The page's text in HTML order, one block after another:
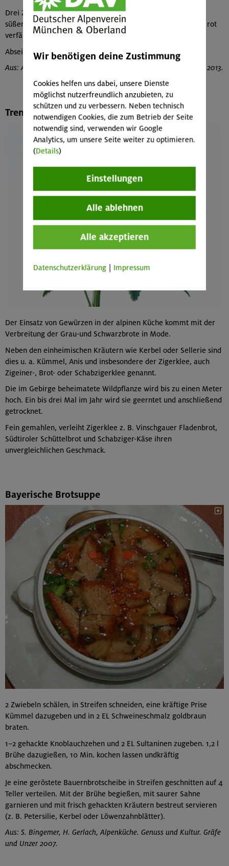
Drei Zapfen in 1 l Obstbrand ansetzen und mit 500 g Zucker
süßen. Schnaps 2–4 Wochen an die Sonne stellen, bis er sich rot
verfärbt hat.
Abseihen und auf kleine Flaschen ziehen.
Aus: A. Wanninger, Die ganze Kraft der Alpen. Leopold Stocker 2013.
Trendsetter Zigerklee
Der Einsatz von Gewürzen in der alpinen Küche kommt mit der
Verbreitung der Grau-und Schwarzbrote in Mode.
Neben den einheimischen Kräutern wie Kerbel oder Sellerie sind
dies u. a. Kümmel, Anis und insbesondere der Zigerklee, auch
Zigeiner-, Brot- oder Schabzigerklee genannt.
Die im Gebirge beheimatete Wildpflanze wird bis zu einen Meter
hoch. Ein bis drei Mal im Jahr wird sie geerntet und anschließend
getrocknet.
Fein gemahlen, verleiht Zigerklee z. B. Vinschgauer Fladenbrot,
Südtiroler Schüttelbrot und Schabziger-Käse ihren
unvergleichlichen Geschmack.
Bayerische Brotsuppe
2 Zwiebeln schälen, in Streifen schneiden, eine kräftige Prise
Kümmel dazugeben und in 2 EL Schweineschmalz goldbraun
braten.
1–2 gehackte Knoblauchzehen und 2 EL Sultaninen zugeben. 1,2 l
Brühe dazugießen, 10 Min. kochen lassen undkräftig
abschmecken.
Je eine geröstete Bauernbrotscheibe in Streifen geschnitten auf 4
Teller verteilen. Mit der Brühe begießen, mit saurer Sahne
garnieren und mit frisch gehackten Kräutern bestreut servieren
(z. B. Petersilie, Kerbel oder Löwenzahnblätter).
Aus: S. Bingemer, H. Gerlach, Alpenküche. Genuss und Kultur. Gräfe
und Unzer 2007.
Wir benötigen deine Zustimmung
Cookies helfen uns dabei, unsere Dienste
möglichst nutzerfreundlich anzubieten, zu
schützen und zu verbessern. Neben technisch
notwendigen Cookies, die zum Betrieb der Seite
notwendig sind, verwenden wir Google
Analytics, um unsere Seite weiter zu optimieren.
(Details)
Einstellungen
Alle ablehnen
Alle akzeptieren
Datenschutzerklärung Impressum